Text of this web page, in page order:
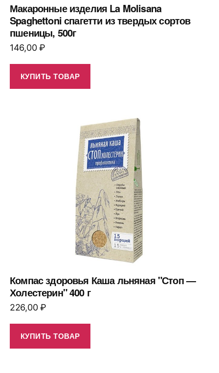
Макаронные изделия La Molisana
Spaghettoni спагетти из твердых сортов
пшеницы, 500г
146,00₽
КУПИТЬ ТОВАР
Компас здоровья Каша льняная "Стоп —
Холестерин" 400 г
226,00₽
КУПИТЬ ТОВАР